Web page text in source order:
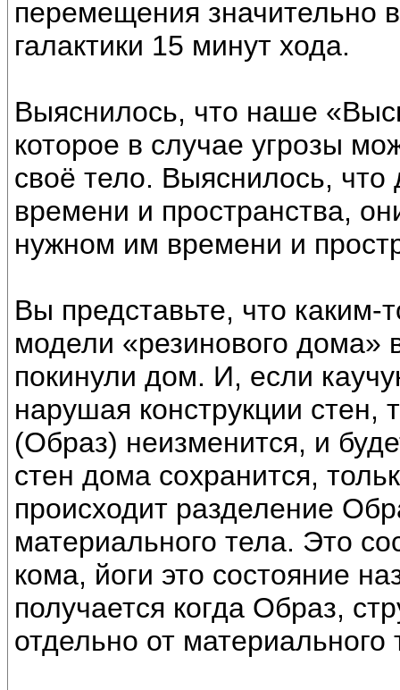
перемещения значительно
галактики 15 минут хода.
Выяснилось, что наше
которое в случае угрозы
своё тело. Выяснилось,
времени и пространства,
нужном им времени и
Вы представьте, что
модели «резинового дома»
покинули дом. И, если
нарушая конструкции стен,
(Образ) неизменится, и
стен дома сохранится,
происходит разделение
материального тела. Это
кома, йоги это состояние
получается когда Образ,
отдельно от материального